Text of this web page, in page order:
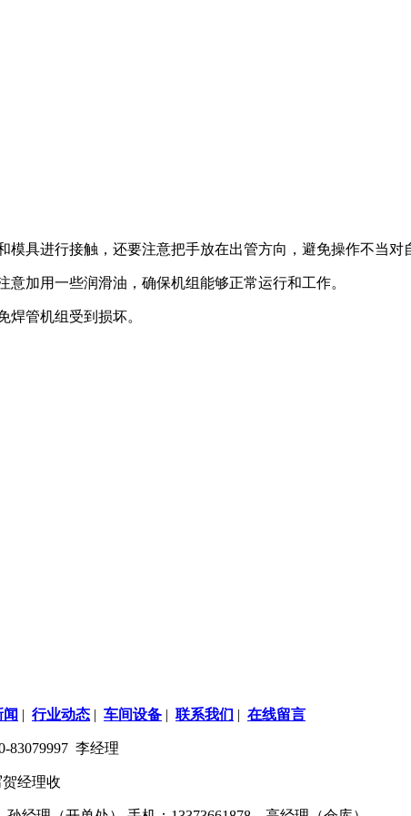
进行接触，还要注意把手放在出管方向，避免操作不当对
加用一些润滑油，确保机组能够正常运行和工作。
管机组受到损坏。
| 行业动态 | 车间设备 | 联系我们 | 在线留言
83079997 李经理
贺经理收